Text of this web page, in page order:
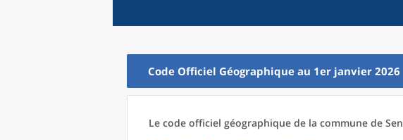
Code Officiel Géographique au 1er janvier 2026
Le code officiel géographique de la commune de